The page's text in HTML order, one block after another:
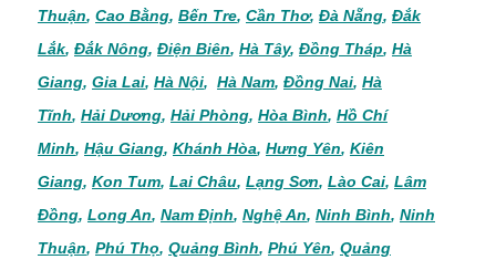
Thuận, Cao Bằng, Bến Tre, Cần Thơ, Đà Nẵng, Đắk
Lắk, Đắk Nông, Điện Biên, Hà Tây, Đồng Tháp, Hà
Giang, Gia Lai, Hà Nội, Hà Nam, Đồng Nai, Hà
Tĩnh, Hải Dương, Hải Phòng, Hòa Bình, Hồ Chí
Minh, Hậu Giang, Khánh Hòa, Hưng Yên, Kiên
Giang, Kon Tum, Lai Châu, Lạng Sơn, Lào Cai, Lâm
Đồng, Long An, Nam Định, Nghệ An, Ninh Bình, Ninh
Thuận, Phú Thọ, Quảng Bình, Phú Yên, Quảng